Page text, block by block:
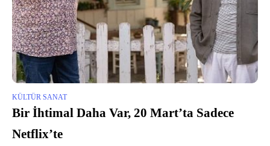
KÜLTÜR SANAT
Bir İhtimal Daha Var, 20 Mart’ta Sadece
Netflix’te